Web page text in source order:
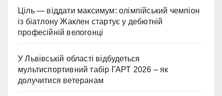
Ціль — віддати максимум: олімпійський чемпіон
із біатлону Жаклен стартує у дебютній
професійній велогонці
У Львівській області відбудеться
мультиспортивний табір ГАРТ 2026 – як
долучитися ветеранам